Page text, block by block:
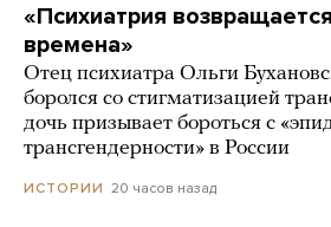
«Психиатрия
времена»
Отец психиатра Ольги
боролся со стигматизацией
дочь призывает бороться с
трансгендерности» в России
ИСТОРИИ 20 часов назад